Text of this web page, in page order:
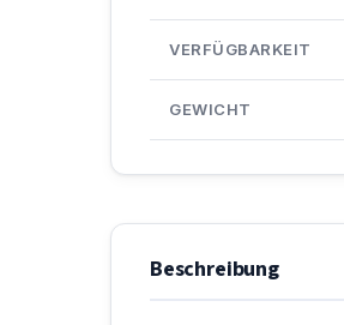
VERFÜGBARKEIT
GEWICHT
Beschreibung